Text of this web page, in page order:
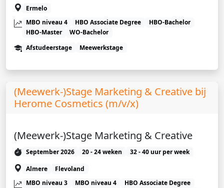
Ermelo
MBO niveau 4
HBO Associate Degree
HBO-Bachelor
HBO-Master
WO-Bachelor
Afstudeerstage
Meewerkstage
(Meewerk-)Stage Marketing & Creative bij
Herome Cosmetics (m/v/x)
(Meewerk-)Stage Marketing & Creative
September 2026 20 - 24 weken
32 - 40 uur per week
Almere
Flevoland
MBO niveau 3
MBO niveau 4
HBO Associate Degree